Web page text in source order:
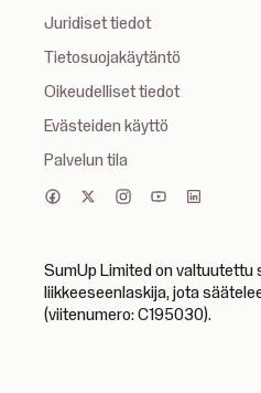
Juridiset tiedot
Tietosuojakäytäntö
Oikeudelliset tiedot
Evästeiden käyttö
Palvelun tila
SumUp Limited on valtuutettu
liikkeeseenlaskija, jota
(viitenumero: C195030).